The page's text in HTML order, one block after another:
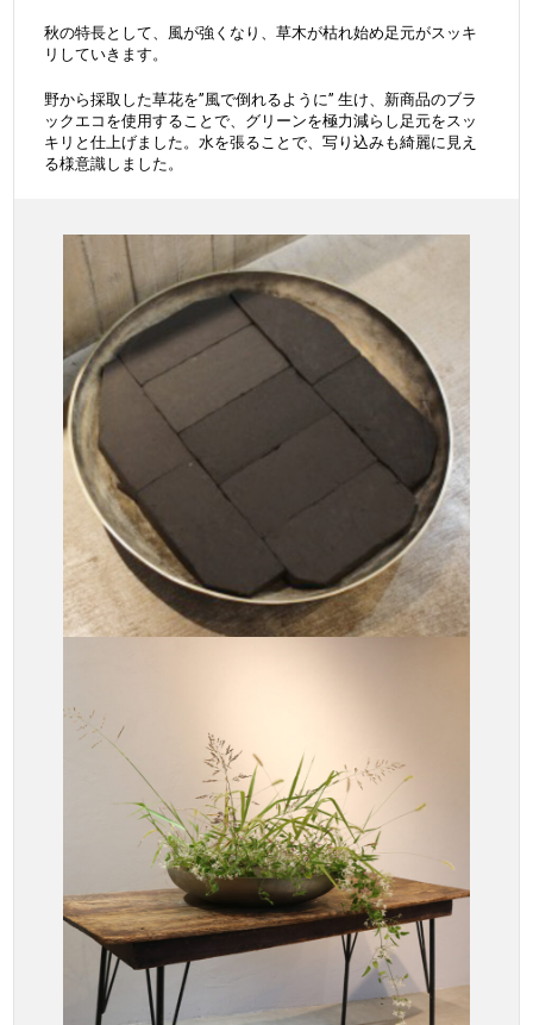
秋の特長として、風が強くなり、草木が枯れ始め足元がスッキ
リしていきます。
野から採取した草花を”風で倒れるように” 生け、新商品のブラ
ックエコを使用することで、グリーンを極力減らし足元をスッ
キリと仕上げました。水を張ることで、写り込みも綺麗に見え
る様意識しました。